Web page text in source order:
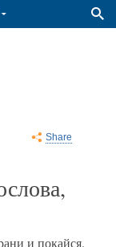
Share
и покайся.